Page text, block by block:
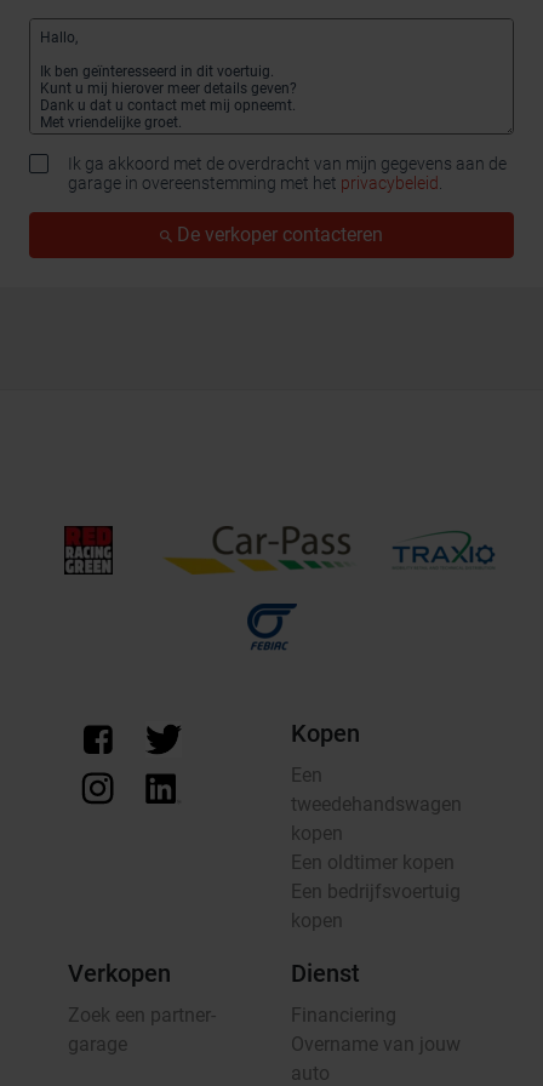
Ik ga akkoord met de overdracht van mijn gegevens aan de
garage in overeenstemming met het privacybeleid.
De verkoper contacteren
Kopen
Een
tweedehandswagen
kopen
Een oldtimer kopen
Een bedrijfsvoertuig
kopen
Verkopen
Zoek een partner-
garage
Dienst
Financiering
Overname van jouw
auto